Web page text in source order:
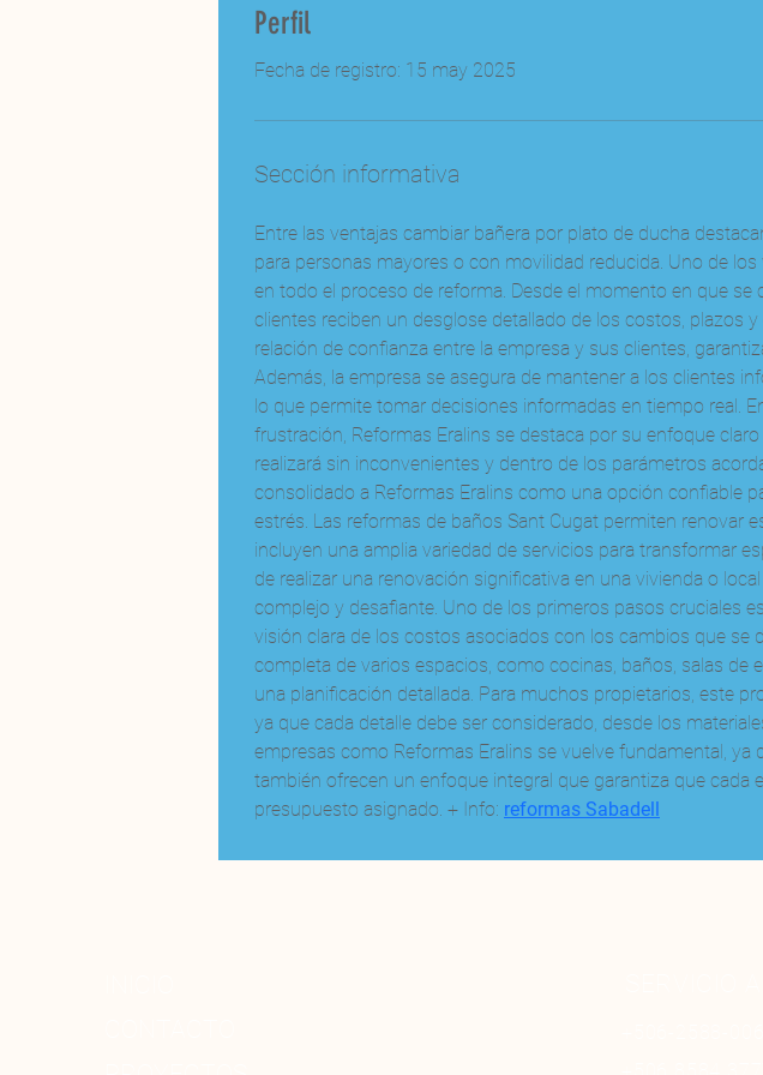
Perfil
Fecha de registro: 15 may 2025
Sección informativa
Entre las ventajas cambiar bañera por plato de ducha
para personas mayores o con movilidad reducida. Uno de
en todo el proceso de reforma. Desde el momento en que
clientes reciben un desglose detallado de los costos, plazos
relación de confianza entre la empresa y sus clientes,
Además, la empresa se asegura de mantener a los clientes
lo que permite tomar decisiones informadas en tiempo real.
frustración, Reformas Eralins se destaca por su enfoque
realizará sin inconvenientes y dentro de los parámetros
consolidado a Reformas Eralins como una opción confiable
estrés. Las reformas de baños Sant Cugat permiten renovar
incluyen una amplia variedad de servicios para transformar
de realizar una renovación significativa en una vivienda o
complejo y desafiante. Uno de los primeros pasos cruciales
visión clara de los costos asociados con los cambios que se
completa de varios espacios, como cocinas, baños, salas
una planificación detallada. Para muchos propietarios, este
ya que cada detalle debe ser considerado, desde los
empresas como Reformas Eralins se vuelve fundamental,
también ofrecen un enfoque integral que garantiza que cada
presupuesto asignado. + Info: reformas Sabadell